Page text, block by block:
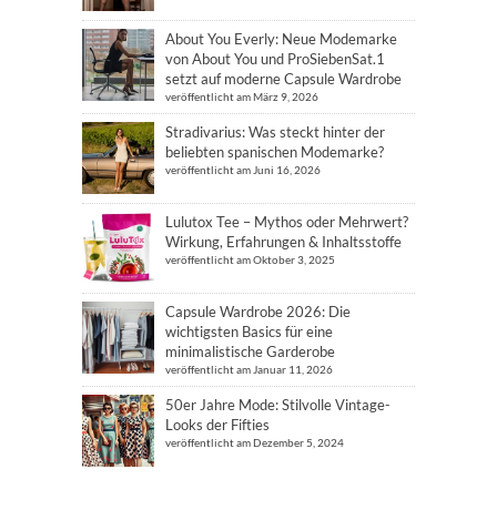
About You Everly: Neue Modemarke
von About You und ProSiebenSat.1
setzt auf moderne Capsule Wardrobe
veröffentlicht am März 9, 2026
Stradivarius: Was steckt hinter der
beliebten spanischen Modemarke?
veröffentlicht am Juni 16, 2026
Lulutox Tee – Mythos oder Mehrwert?
Wirkung, Erfahrungen & Inhaltsstoffe
veröffentlicht am Oktober 3, 2025
Capsule Wardrobe 2026: Die
wichtigsten Basics für eine
minimalistische Garderobe
veröffentlicht am Januar 11, 2026
50er Jahre Mode: Stilvolle Vintage-
Looks der Fifties
veröffentlicht am Dezember 5, 2024